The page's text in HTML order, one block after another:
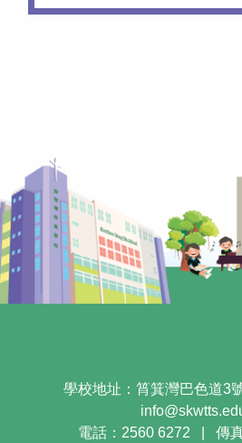
學校地址：筲箕灣巴色道3
電話：2560 6272
傳